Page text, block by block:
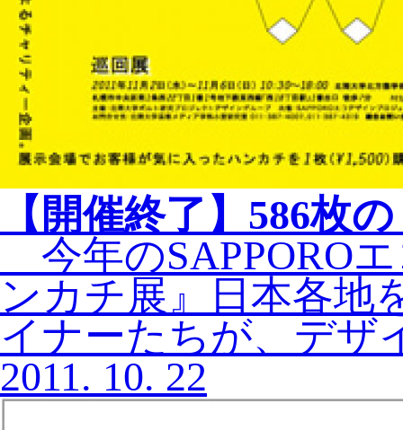
【開催終了】586枚
今年のSAPPORO
ンカチ展』日本各地
イナーたちが、デザ
2011. 10. 22